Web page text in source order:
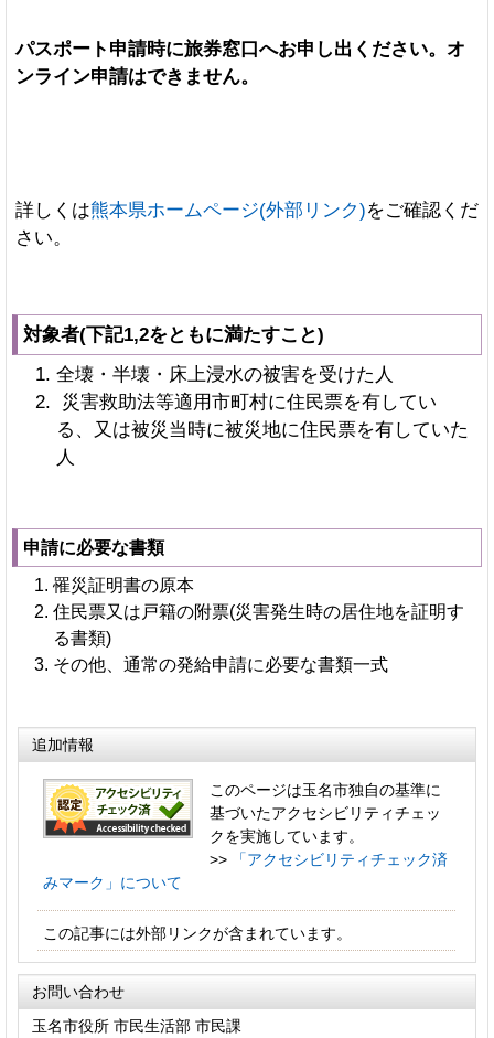
パスポート申請時に旅券窓口へお申し出ください。オ
ンライン申請はできません。
詳しくは熊本県ホームページ(外部リンク)をご確認くだ
さい。
対象者(下記1,2をともに満たすこと)
全壊・半壊・床上浸水の被害を受けた人
災害救助法等適用市町村に住民票を有してい
る、又は被災当時に被災地に住民票を有していた
人
申請に必要な書類
罹災証明書の原本
住民票又は戸籍の附票(災害発生時の居住地を証明す
る書類)
その他、通常の発給申請に必要な書類一式
追加情報
このページは玉名市独自の基準に
基づいたアクセシビリティチェッ
クを実施しています。
>>
「アクセシビリティチェック済
みマーク」について
この記事には外部リンクが含まれています。
お問い合わせ
玉名市役所 市民生活部 市民課